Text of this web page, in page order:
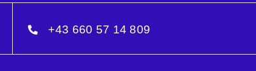
+43 660 57 14 809